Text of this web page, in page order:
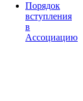
Порядок
вступления
в
Ассоциацию